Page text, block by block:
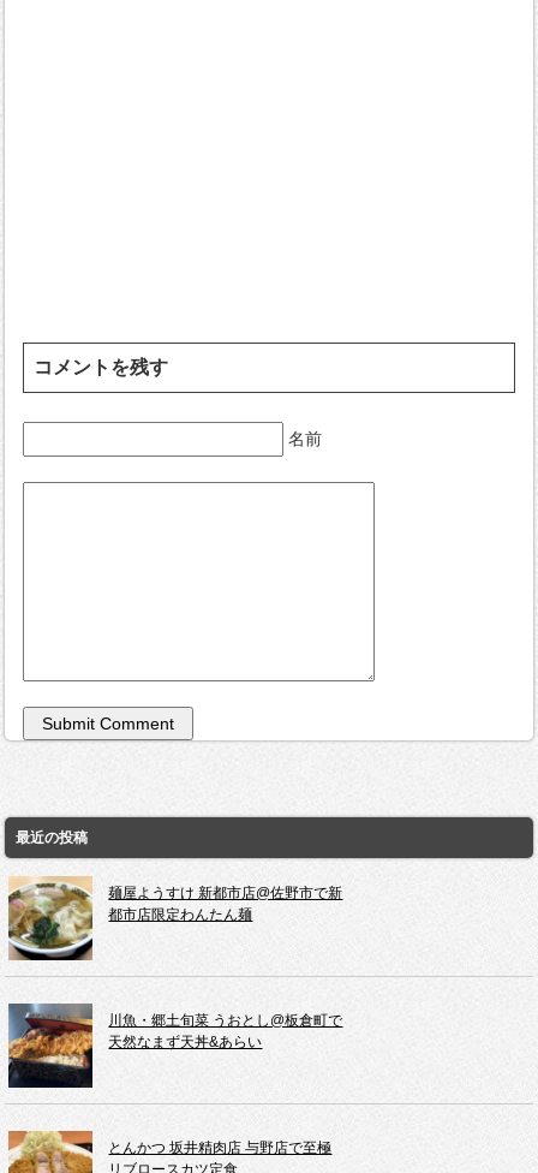
コメントを残す
名前
最近の投稿
麺屋ようすけ 新都市店@佐野市で新
都市店限定わんたん麺
川魚・郷土旬菜 うおとし@板倉町で
天然なまず天丼&あらい
とんかつ 坂井精肉店 与野店で至極